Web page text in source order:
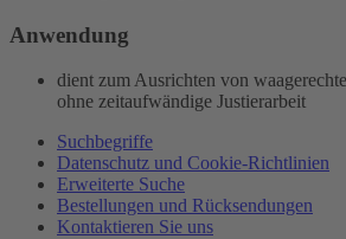
Anwendung
dient zum Ausrichten von
ohne zeitaufwändige Justierarbeit
Suchbegriffe
Datenschutz und Cookie-Richtlinien
Erweiterte Suche
Bestellungen und Rücksendungen
Kontaktieren Sie uns